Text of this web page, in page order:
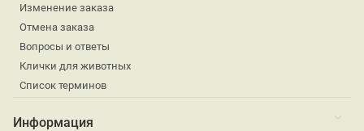
Изменение заказа
Отмена заказа
Вопросы и ответы
Клички для животных
Список терминов
Информация